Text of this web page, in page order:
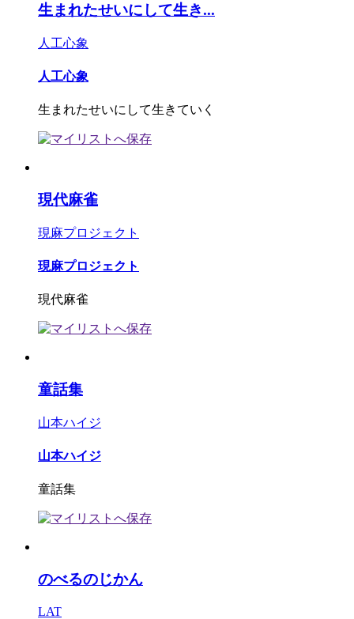
生まれたせいにして生き...
人工心象
人工心象
生まれたせいにして生きていく
現代麻雀
現麻プロジェクト
現麻プロジェクト
現代麻雀
童話集
山本ハイジ
山本ハイジ
童話集
のべるのじかん
LAT